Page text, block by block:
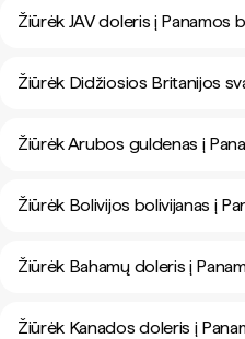
Žiūrėk JAV doleris į Panamos
Žiūrėk Didžiosios Britanijos
Žiūrėk Arubos guldenas į
Žiūrėk Bolivijos bolivijanas į
Žiūrėk Bahamų doleris į
Žiūrėk Kanados doleris į